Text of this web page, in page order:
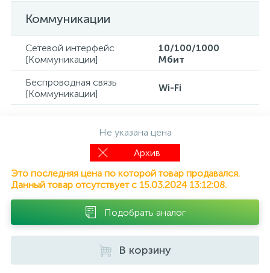
Коммуникации
Сетевой интерфейс
[Коммуникации]
10/100/1000
Mбит
Беспроводная связь
[Коммуникации]
Wi-Fi
Не указана цена
Архив
Это последняя цена по которой товар продавался.
Данный товар отсутствует с 15.03.2024 13:12:08.
Подобрать аналог
В корзину